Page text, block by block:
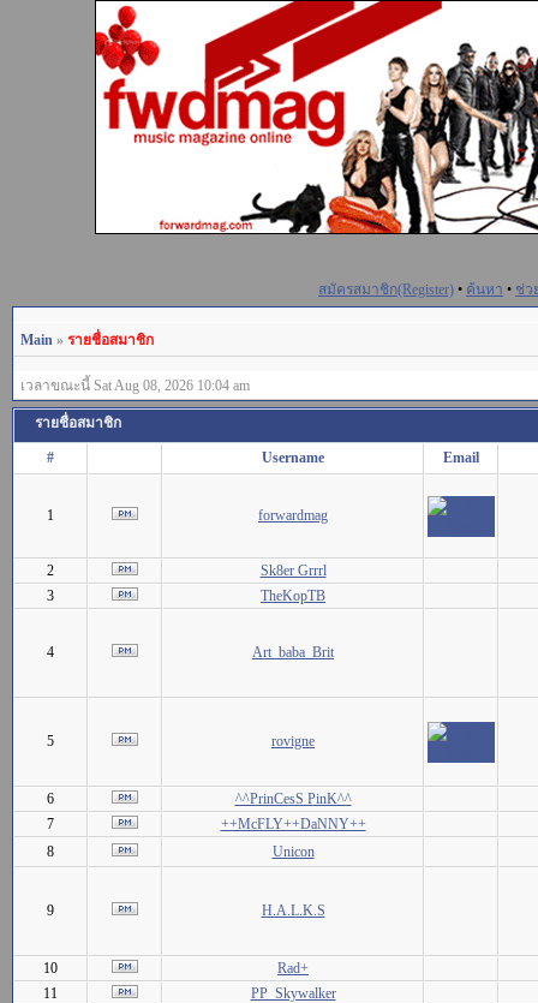
สมัครสมาชิก(Register) • ค้นหา • ช่ว
Main » รายชื่อสมาชิก
เวลาขณะนี้ Sat Aug 08, 2026 10:04 am
รายชื่อสมาชิก
# Username Email
1 forwardmag
2
Sk8er Grrrl
3
TheKopTB
4 Art_baba_Brit
5 rovigne
6
^^PrinCesS PinK^^
7
++McFLY++DaNNY++
8
Unicon
9 H.A.L.K.S
10
Rad+
11
PP_Skywalker